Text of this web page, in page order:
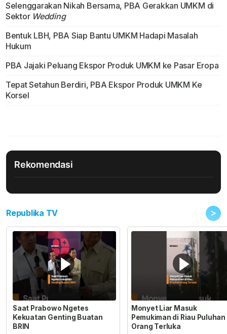
Selenggarakan Nikah Bersama, PBA Gerakkan UMKM di
Sektor Wedding
Bentuk LBH, PBA Siap Bantu UMKM Hadapi Masalah
Hukum
PBA Jajaki Peluang Ekspor Produk UMKM ke Pasar Eropa
Tepat Setahun Berdiri, PBA Ekspor Produk UMKM Ke
Korsel
Rekomendasi
Republika TV >
Saat Prabowo Ngetes
Kekuatan Genting Buatan
BRIN
Monyet Liar Masuk
Pemukiman di Riau Puluhan
Orang Terluka